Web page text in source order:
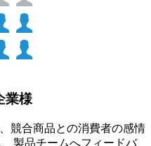
業様
競合商品との消費者の感情
製品チームへフィードバ